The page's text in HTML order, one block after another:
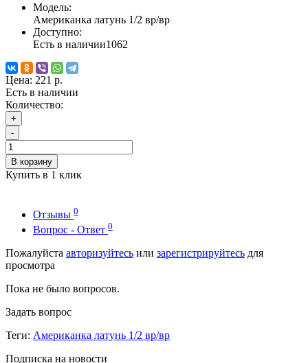
Модель:
Американка латунь 1/2 вр/вр
Доступно:
Есть в наличии1062
Цена: 221 р.
Есть в наличии
Количество:
+
-
В корзину
Купить в 1 клик
Отзывы 0
Вопрос - Ответ 0
Пожалуйста авторизуйтесь или зарегистрируйтесь для
просмотра
Пока не было вопросов.
Задать вопрос
Теги: Американка латунь 1/2 вр/вр
Подписка на новости